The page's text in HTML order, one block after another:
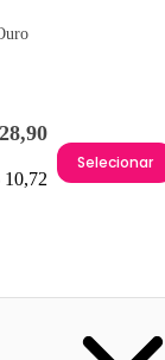
Selecionar